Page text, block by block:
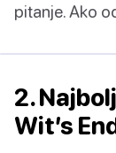
pitanje. Ako
2.
Wit’s